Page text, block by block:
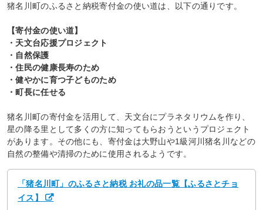
猪名川町のふるさと納税寄付金の使い道は、以下の通りです。
【寄付金の使い道】
・天文台応援プロジェクト
・自然保護
・住民の健康長寿のため
・健やかに育つ子どものため
・町長に任せる
猪名川町の寄付金を活用して、天文台にプラネタリウムを作り、
星の降る里として多くの方に知ってもらおうというプロジェクト
があります。その他にも、寄付金は大野山や1級河川猪名川などの
自然の整備や清掃のために使用されるようです。
「猪名川町」のふるさと納税 お礼の品一覧【ふるさとチョ
イス】